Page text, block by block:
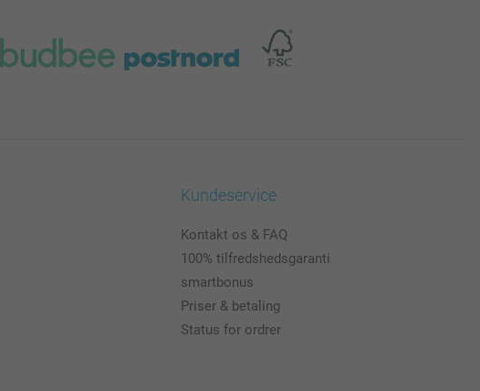
Kundeservice
Kontakt os & FAQ
100% tilfredshedsgaranti
smartbonus
Priser & betaling
Status for ordrer